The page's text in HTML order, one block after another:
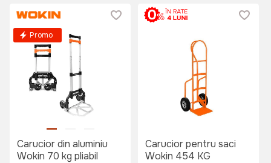
Promo
Carucior din aluminiu
Wokin 70 kg pliabil
Carucior pentru saci
Wokin 454 KG